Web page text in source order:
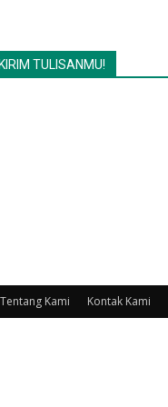
KIRIM TULISANMU!
Tentang Kami Kontak Kami